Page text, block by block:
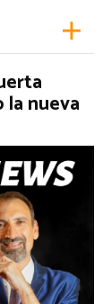
la nueva